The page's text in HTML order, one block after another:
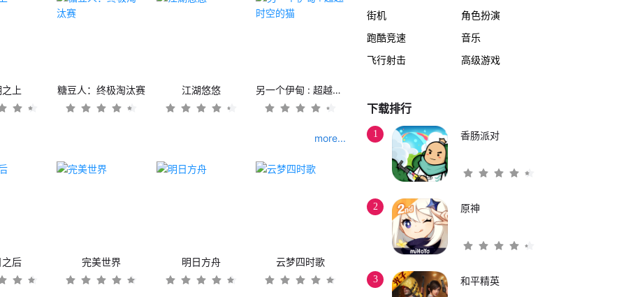
上 糖豆人：终极淘汰赛 江湖悠悠 另一个伊甸 : 超越时空的猫
more...
后 完美世界 明日方舟 云梦四时歌
街机
角色扮演
跑酷竞速
音乐
飞行射击
高级游戏
下载排行
1 香肠派对
2 原神
3 和平精英